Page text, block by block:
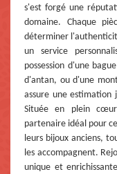
s'est forgé une
domaine. Chaque
déterminer
un service
possession d'une
d'antan, ou d'une
assure une
Située en plein
partenaire idéal pour
leurs bijoux anciens,
les accompagnent.
unique et